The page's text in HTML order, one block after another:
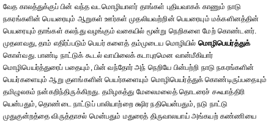
வேத காலத்துக்குப் பின் வந்த வடமொழியாளர் தாங்கள் புதியவாகக் காணும் நாடு
நகரங்களின் பெயரையும் ஆறுகள் ஊர்கள் முதலியவற்றின் பெயரையும் மக்களினத்தின்
பெயரையும் தாங்கள் கலந்து வழங்கும் வகையில் மூன்று நெறிகளை மேற் கொண்டனர்.
முதலாவது, தாம் எதிர்ப்படும் பெயர் களைத் தம்முடைய மொழியில் மொழிபெயர்த்துக்
கொள்வது. பாண்டி நாட்டுக் கூடல் வாயிலைக் கடாபுரமென வான்மீகியார்
மொழிபெயர்த்துரைப் பதையும், பின் வந்தோர் அந் நெறியே பின்பற்றி நாடு நகரங்களின்
பெயர்களையும் ஆறு குளங்களின் பெயர்களையும் மொழிபெயர்த்துக் கொண்டிருப்பதையும்
தமிழுலகம் நன்கறிந்திருக்கிறது. தமிழகத்து மேலைமலைத் தொடரைச் சஃயாத்திரி
யென்பதும், தொண்டை நாட்டுப் பாலியாற்றை க்ஷிர நதியென்பதும், நடு நாட்டு
முதுகுன்றத்தை விருத்தாசல் மென்பதும் மதுரைத் திருவாலயாய் அங்கயற் கண்ணியை